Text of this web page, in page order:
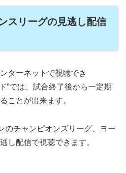
スリーグの見逃し配信
ターネットで視聴でき
”では、試合終了後から一定期
ことが出来ます。
のチャンピオンズリーグ、ヨー
し配信で視聴できます。